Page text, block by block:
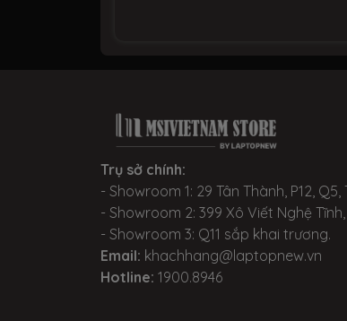
Khả năng đồ họa cực đỉnh
Máy tính để bàn chơi game PC
20-Series của NVIDIA đem lại
Trụ sở chính:
- Showroom 1: 29 Tân Thành, P12, Q5,
- Showroom 2: 399 Xô Viết Nghệ Tĩnh,
- Showroom 3: Q11 sắp khai trương.
Email: khachhang@laptopnew.vn
Hotline: 1900.8946